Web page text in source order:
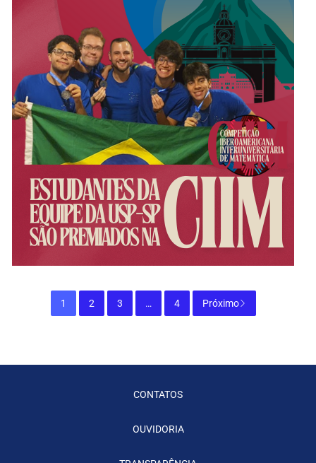
1 2 3 … 4 Próximo
CONTATOS
OUVIDORIA